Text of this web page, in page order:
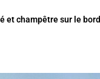
et champêtre sur le